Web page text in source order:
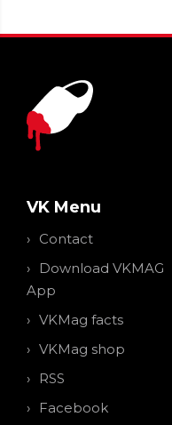
VK Menu
Contact
Download VKMAG
App
VKMag facts
VKMag shop
RSS
Facebook